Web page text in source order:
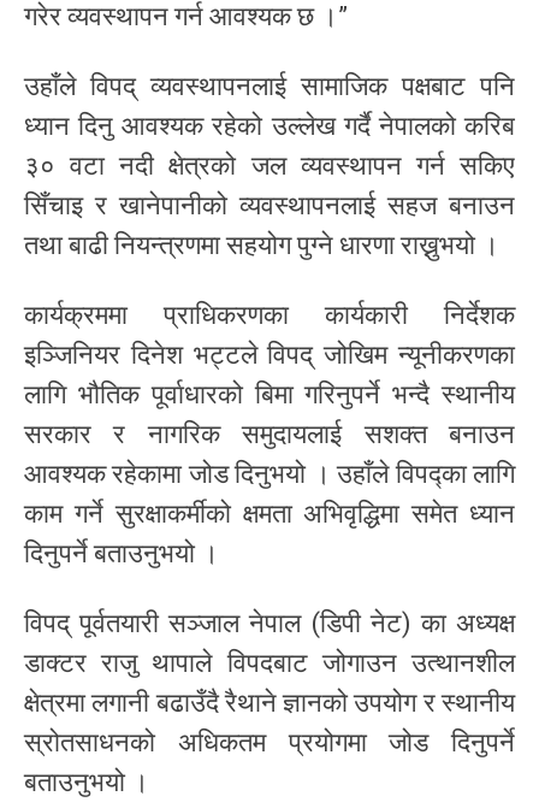
गरेर व्यवस्थापन गर्न आवश्यक छ ।”
उहाँले विपद् व्यवस्थापनलाई सामाजिक पक्षबाट पनि
ध्यान दिनु आवश्यक रहेको उल्लेख गर्दै नेपालको करिब
३० वटा नदी क्षेत्रको जल व्यवस्थापन गर्न सकिए
सिँचाइ र खानेपानीको व्यवस्थापनलाई सहज बनाउन
तथा बाढी नियन्त्रणमा सहयोग पुग्ने धारणा राख्नुभयो ।
कार्यक्रममा प्राधिकरणका कार्यकारी निर्देशक
इञ्जिनियर दिनेश भट्टले विपद् जोखिम न्यूनीकरणका
लागि भौतिक पूर्वाधारको बिमा गरिनुपर्ने भन्दै स्थानीय
सरकार र नागरिक समुदायलाई सशक्त बनाउन
आवश्यक रहेकामा जोड दिनुभयो । उहाँले विपद्का लागि
काम गर्ने सुरक्षाकर्मीको क्षमता अभिवृद्धिमा समेत ध्यान
दिनुपर्ने बताउनुभयो ।
विपद् पूर्वतयारी सञ्जाल नेपाल (डिपी नेट) का अध्यक्ष
डाक्टर राजु थापाले विपदबाट जोगाउन उत्थानशील
क्षेत्रमा लगानी बढाउँदै रैथाने ज्ञानको उपयोग र स्थानीय
स्रोतसाधनको अधिकतम प्रयोगमा जोड दिनुपर्ने
बताउनुभयो ।